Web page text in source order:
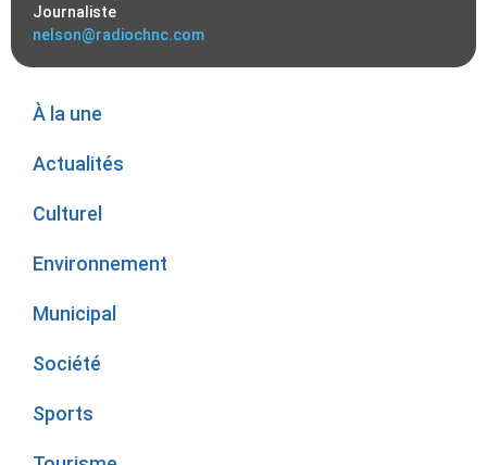
Journaliste
nelson@radiochnc.com
À la une
Actualités
Culturel
Environnement
Municipal
Société
Sports